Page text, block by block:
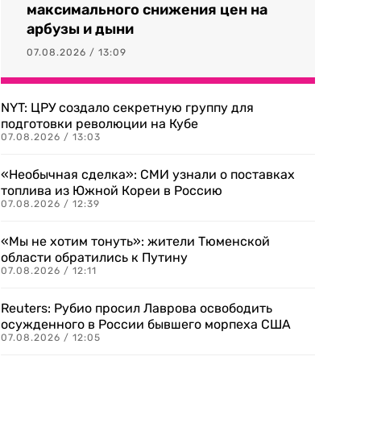
максимального снижения цен на
арбузы и дыни
07.08.2026 / 13:09
NYT: ЦРУ создало секретную группу для
подготовки революции на Кубе
07.08.2026 / 13:03
«Необычная сделка»: СМИ узнали о поставках
топлива из Южной Кореи в Россию
07.08.2026 / 12:39
«Мы не хотим тонуть»: жители Тюменской
области обратились к Путину
07.08.2026 / 12:11
Reuters: Рубио просил Лаврова освободить
осужденного в России бывшего морпеха США
07.08.2026 / 12:05